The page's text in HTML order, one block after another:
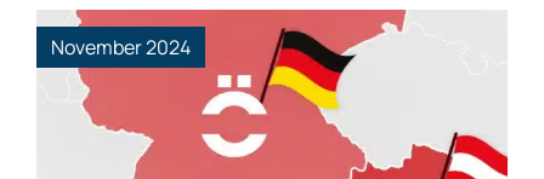
November 2024